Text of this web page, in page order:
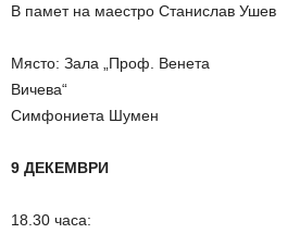
В памет на маестро Станислав Ушев
Място: Зала „Проф. Венета
Вичева“
Симфониета Шумен
9 ДЕКЕМВРИ
18.30 часа: